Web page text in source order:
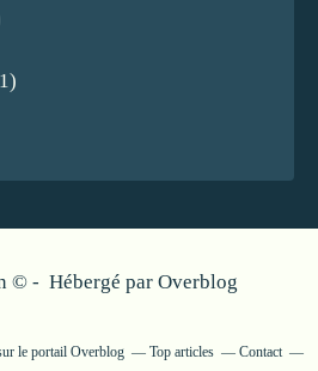
© - Hébergé par Overblog
le portail Overblog Top articles Contact